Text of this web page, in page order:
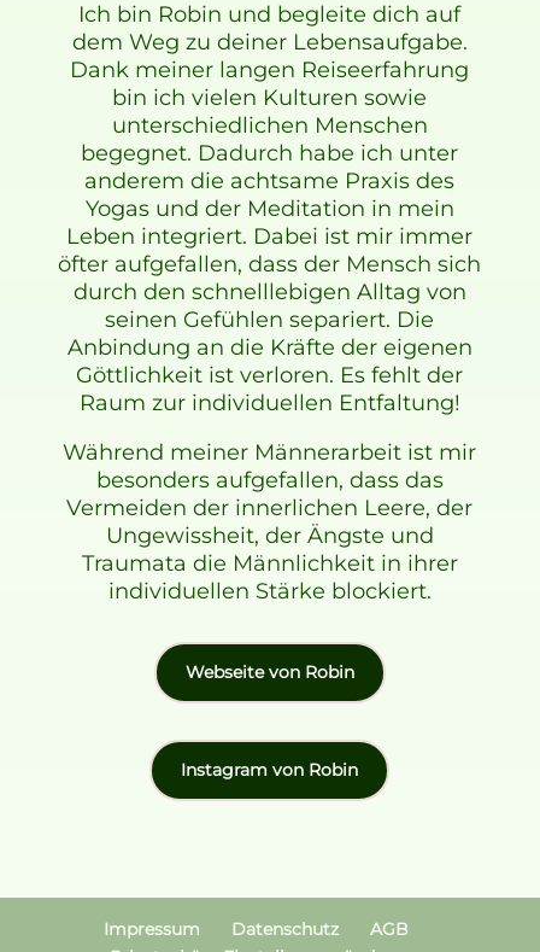
Ich bin Robin und begleite dich auf
dem Weg zu deiner Lebensaufgabe.
Dank meiner langen Reiseerfahrung
bin ich vielen Kulturen sowie
unterschiedlichen Menschen
begegnet. Dadurch habe ich unter
anderem die achtsame Praxis des
Yogas und der Meditation in mein
Leben integriert. Dabei ist mir immer
öfter aufgefallen, dass der Mensch sich
durch den schnelllebigen Alltag von
seinen Gefühlen separiert. Die
Anbindung an die Kräfte der eigenen
Göttlichkeit ist verloren. Es fehlt der
Raum zur individuellen Entfaltung!
Während meiner Männerarbeit ist mir
besonders aufgefallen, dass das
Vermeiden der innerlichen Leere, der
Ungewissheit, der Ängste und
Traumata die Männlichkeit in ihrer
individuellen Stärke blockiert.
Webseite von Robin
Instagram von Robin
Impressum Datenschutz
AGB